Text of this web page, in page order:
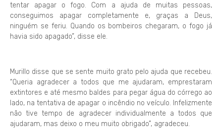
tentar apagar o fogo. Com a ajuda de muitas pessoas,
conseguimos apagar completamente e, graças a Deus,
ninguém se feriu. Quando os bombeiros chegaram, o fogo já
havia sido apagado”, disse ele.
Murillo disse que se sente muito grato pelo ajuda que recebeu.
“Queria agradecer a todos que me ajudaram, emprestaram
extintores e até mesmo baldes para pegar água do córrego ao
lado, na tentativa de apagar o incêndio no veículo. Infelizmente
não tive tempo de agradecer individualmente a todos que
ajudaram, mas deixo o meu muito obrigado”, agradeceu.